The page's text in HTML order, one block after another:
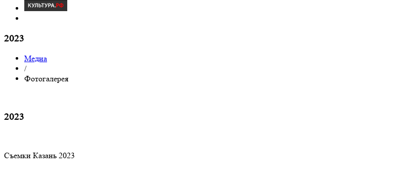
2023
Медиа
/
Фотогалерея
2023
Съемки Казань 2023